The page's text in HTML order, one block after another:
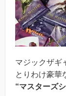
マジックザギ
とりわけ豪華
“マスターズシ